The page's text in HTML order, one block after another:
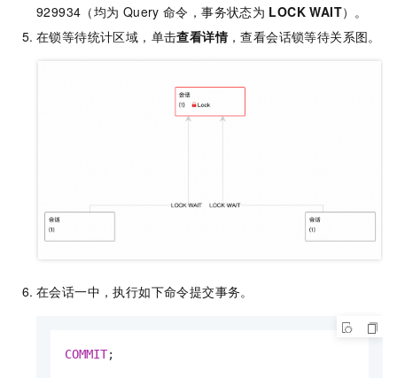
929934（均为 Query 命令，事务状态为 LOCK WAIT）。
在锁等待统计区域，单击查看详情，查看会话锁等待关系图。
在会话一中，执行如下命令提交事务。
COMMIT;